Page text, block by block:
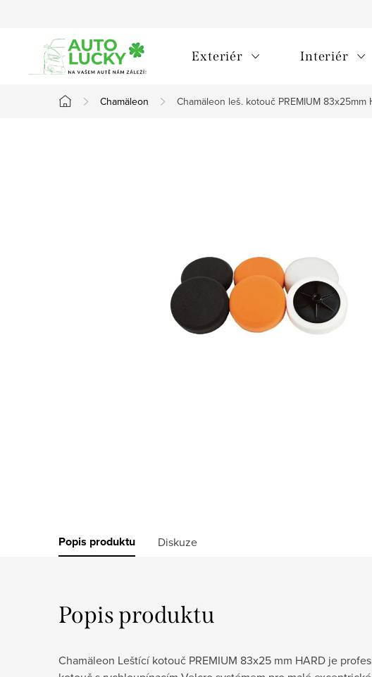
Exteriér Interiér
Domů
Chamäleon Chamäleon leš. kotouč PREMIUM 83x25mm
Popis produktu Diskuze
Popis produktu
Chamäleon Leštící kotouč PREMIUM 83x25 mm HARD je